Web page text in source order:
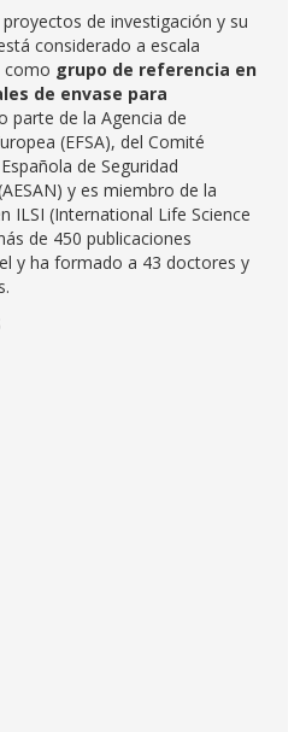
de investigación y su
considerado a escala
como grupo de referencia en
de envase para
parte de la Agencia de
(EFSA), del Comité
de Seguridad
y es miembro de la
ILSI (International Life Science
de 450 publicaciones
y ha formado a 43 doctores y